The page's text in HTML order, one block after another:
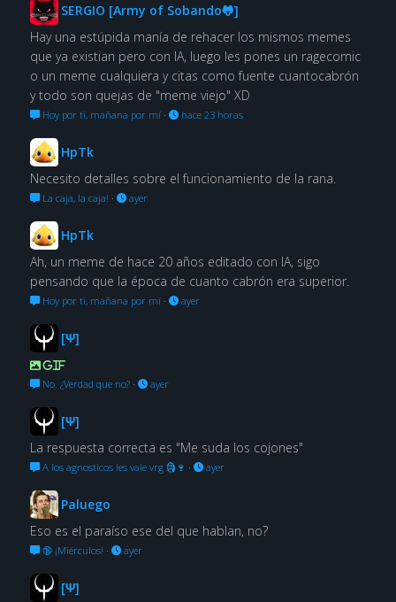
SERGIO [Army of Sobando🐸]
Hay una estúpida manía de rehacer los mismos memes
que ya existian pero con IA, luego les pones un ragecomic
o un meme cualquiera y citas como fuente cuantocabrón
y todo son quejas de "meme viejo" XD
Hoy por ti, mañana por mí· hace 23 horas
HpTk
Necesito detalles sobre el funcionamiento de la rana.
La caja, la caja! · ayer
HpTk
Ah, un meme de hace 20 años editado con IA, sigo
pensando que la época de cuanto cabrón era superior.
Hoy por ti, mañana por mí· ayer
[Ψ]
GIF
No. ¿Verdad que no?· ayer
[Ψ]
La respuesta correcta es "Me suda los cojones"
A los agnosticos les vale vrg 🗿🍷 · ayer
Paluego
Eso es el paraíso ese del que hablan, no?
🔞 ¡Miérculos! · ayer
[Ψ]